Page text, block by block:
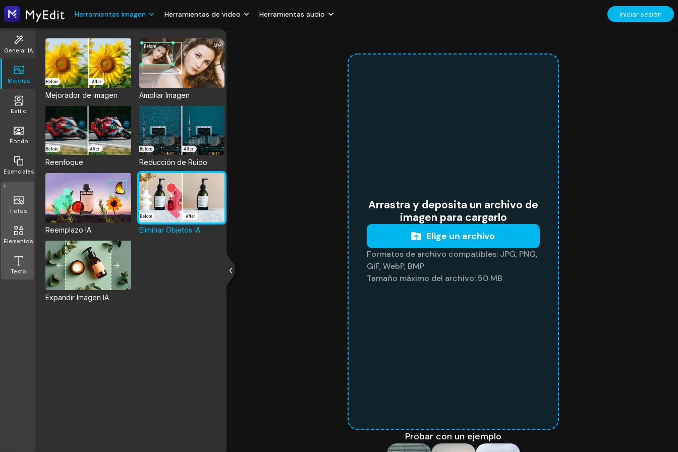
Herramientas imagen Herramientas de video Herramientas audio Iniciar sesión
Generar IA
Mejoras
Estilo
Fondo
Esenciales
Fotos
Elementos
Texto
Mejorador de imagen Ampliar Imagen
Reenfoque Reducción de Ruido
Reemplazo IA Eliminar Objetos IA
Expandir Imagen IA
Arrastra y deposita un archivo de
imagen para cargarlo
Elige un archivo
Formatos de archivo compatibles: JPG, PNG,
GIF, WebP, BMP
Tamaño máximo del archivo: 50 MB
Probar con un ejemplo